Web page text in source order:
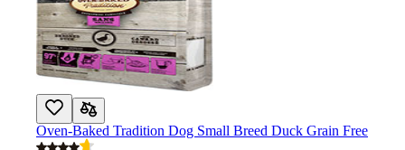
Oven-Baked Tradition Dog Small Breed Duck Grain Free